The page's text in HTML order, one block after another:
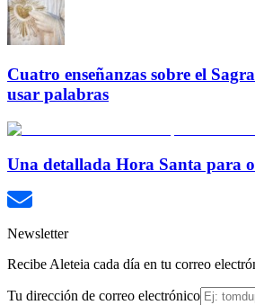
Cuatro enseñanzas sobre el
usar palabras
Una detallada Hora Santa para
Newsletter
Recibe Aleteia cada día en tu correo
Tu dirección de correo electrónico